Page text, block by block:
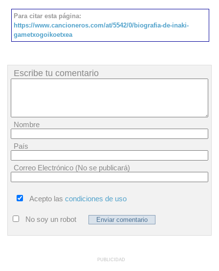
Para citar esta página:
https://www.cancioneros.com/at/5542/0/biografia-de-inaki-
gametxogoikoetxea
Escribe tu comentario
Nombre
País
Correo Electrónico (No se publicará)
Acepto las condiciones de uso
No soy un robot
PUBLICIDAD